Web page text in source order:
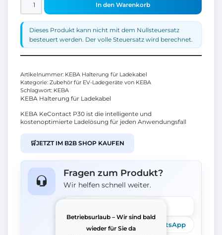
Betriebsurlaub – Wir sind bald
wieder für Sie da
In den Warenkorb
Dieses Produkt kann nicht mit dem Nullsteuersatz
besteuert werden. Der volle Steuersatz wird berechnet.
Artikelnummer: KEBA Halterung für Ladekabel
Kategorie: Zubehör für EV-Ladegeräte von KEBA
Schlagwort: KEBA
KEBA Halterung für Ladekabel
KEBA KeContact P30 ist die intelligente und
kostenoptimierte Ladelösung für jeden Anwendungsfall
🛒JETZT IM B2B SHOP KAUFEN
Fragen zum Produkt?
Wir helfen schnell weiter.
Telefon E-Mail WhatsApp